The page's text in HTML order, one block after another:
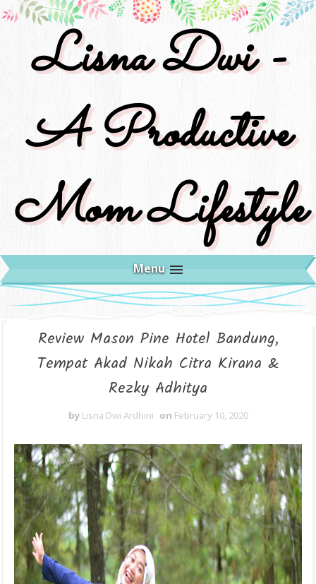
Lisna Dwi -
A Productive
Mom Lifestyle
Menu
Review Mason Pine Hotel Bandung,
Tempat Akad Nikah Citra Kirana &
Rezky Adhitya
by Lisna Dwi Ardhini on February 10, 2020